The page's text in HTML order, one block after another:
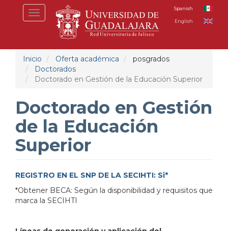
Toggle
navigation
Spanish
English
Inicio Oferta académica
posgrados
Doctorados
Doctorado en Gestión de la Educación Superior
Doctorado en Gestión
de la Educación
Superior
REGISTRO EN EL SNP DE LA SECIHTI: Si*
*Obtener BECA: Según la disponibilidad y requisitos que
marca la SECIHTI